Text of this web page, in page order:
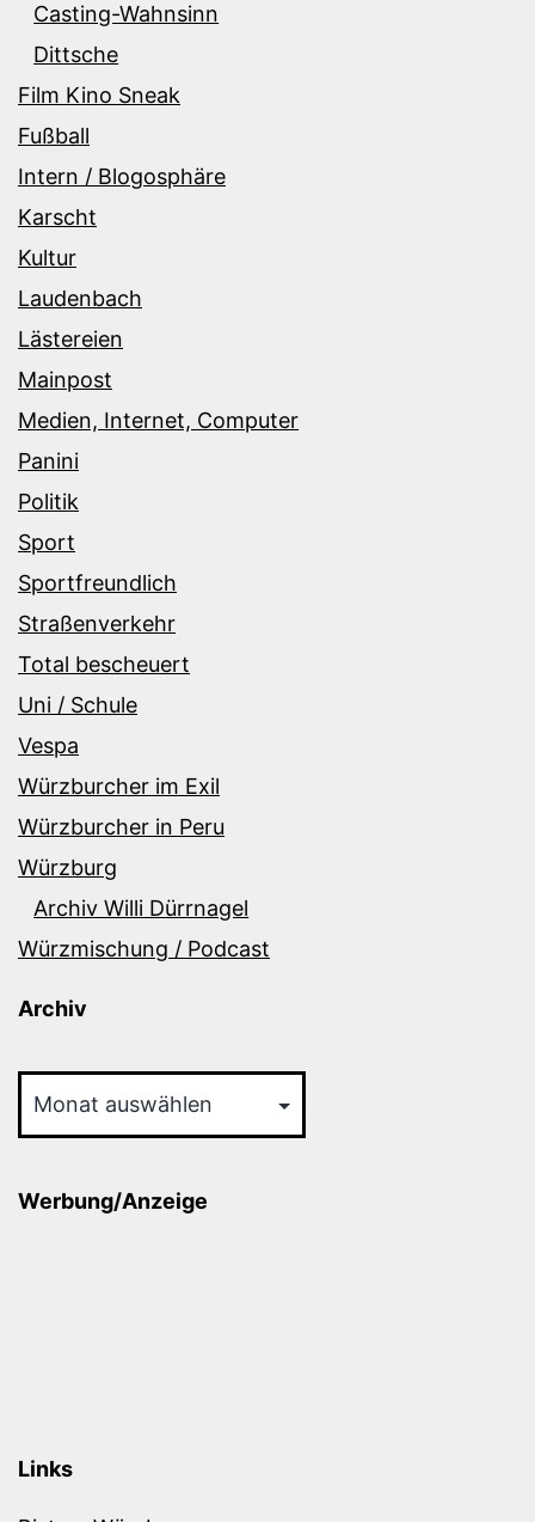
Casting-Wahnsinn
Dittsche
Film Kino Sneak
Fußball
Intern / Blogosphäre
Karscht
Kultur
Laudenbach
Lästereien
Mainpost
Medien, Internet, Computer
Panini
Politik
Sport
Sportfreundlich
Straßenverkehr
Total bescheuert
Uni / Schule
Vespa
Würzburcher im Exil
Würzburcher in Peru
Würzburg
Archiv Willi Dürrnagel
Würzmischung / Podcast
Archiv
Werbung/Anzeige
Links